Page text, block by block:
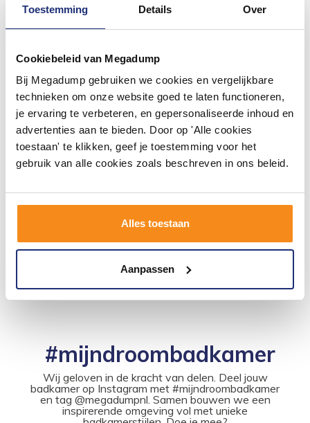
Toestemming Details Over
Cookiebeleid van Megadump
Bij Megadump gebruiken we cookies en vergelijkbare
technieken om onze website goed te laten functioneren,
je ervaring te verbeteren, en gepersonaliseerde inhoud en
advertenties aan te bieden. Door op 'Alle cookies
toestaan' te klikken, geef je toestemming voor het
gebruik van alle cookies zoals beschreven in ons beleid.
Alles toestaan
Aanpassen
New Grandola Whirlpool
180X80X60/65 Cm Inclusief
Led Buttons
1.566,95
1.295,00
#mijndroombadkamer
Wij geloven in de kracht van delen. Deel jouw
badkamer op Instagram met #mijndroombadkamer
en tag @megadumpnl. Samen bouwen we een
inspirerende omgeving vol met unieke